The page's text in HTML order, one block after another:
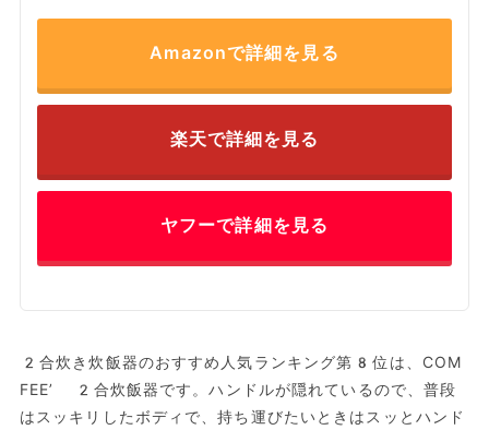
Amazonで詳細を見る
楽天で詳細を見る
ヤフーで詳細を見る
2合炊き炊飯器のおすすめ人気ランキング第8位は、COM
FEE’ 2合炊飯器です。ハンドルが隠れているので、普段
はスッキリしたボディで、持ち運びたいときはスッとハンド